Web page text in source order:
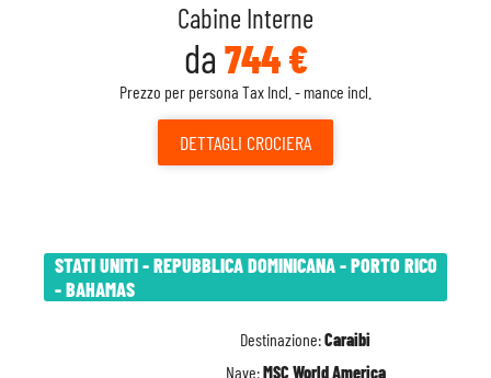
Cabine Interne
da 744 €
Prezzo per persona Tax Incl. - mance incl.
DETTAGLI CROCIERA
STATI UNITI - REPUBBLICA DOMINICANA - PORTO RICO
- BAHAMAS
Destinazione:Caraibi
Nave:MSC World America